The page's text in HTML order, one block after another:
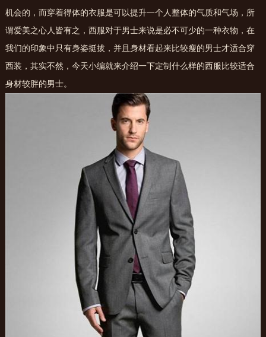
机会的，而穿着得体的衣服是可以提升一个人整体的气质和气场，所
谓爱美之心人皆有之，西服对于男士来说是必不可少的一种衣物，在
我们的印象中只有身姿挺拔，并且身材看起来比较瘦的男士才适合穿
西装，其实不然，今天小编就来介绍一下定制什么样的西服比较适合
身材较胖的男士。